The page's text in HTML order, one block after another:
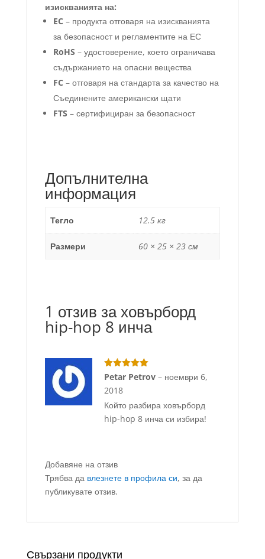
изискванията на:
EC – продукта отговаря на изискванията
за безопасност и регламентите на ЕС
RoHS – удостоверение, което ограничава
съдържанието на опасни вещества
FC – отговаря на стандарта за качество на
Съединените американски щати
FTS – сертифициран за безопасност
Допълнителна
информация
Тегло 12.5 кг
Размери 60 × 25 × 23 см
1 отзив заховърборд
hip-hop 8 инча
Оценено с
Petar Petrov – ноември 6,
2018
Който разбира ховърборд
hip-hop 8 инча си избира!
Добавяне на отзив
Трябва да влезнете в профила си, за да
публикувате отзив.
Свързани продукти